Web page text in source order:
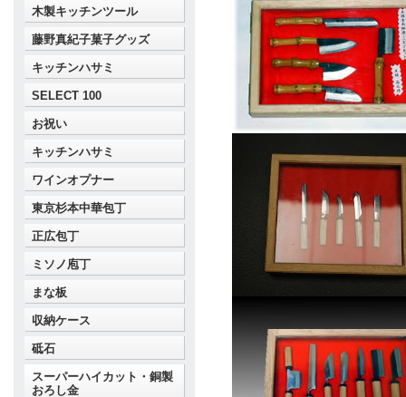
木製キッチンツール
藤野真紀子菓子グッズ
キッチンハサミ
SELECT 100
お祝い
キッチンハサミ
ワインオプナー
東京杉本中華包丁
正広包丁
ミソノ庖丁
まな板
収納ケース
砥石
スーパーハイカット・銅製
おろし金